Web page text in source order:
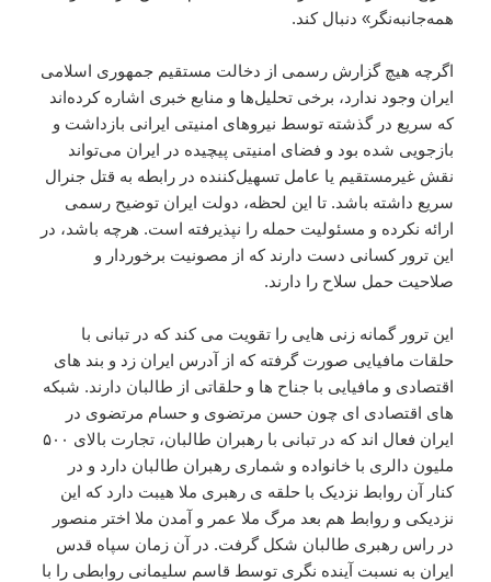
همه‌جانبه‌نگر» دنبال کند.
اگرچه هیچ گزارش رسمی از دخالت مستقیم جمهوری اسلامی
ایران وجود ندارد، برخی تحلیل‌ها و منابع خبری اشاره کرده‌اند
که سریع در گذشته توسط نیروهای امنیتی ایرانی بازداشت و
بازجویی شده بود و فضای امنیتی پیچیده در ایران می‌تواند
نقش غیرمستقیم یا عامل تسهیل‌کننده در رابطه به قتل جنرال
سریع داشته باشد. تا این لحظه، دولت ایران توضیح رسمی
ارائه نکرده و مسئولیت حمله را نپذیرفته است. هرچه باشد، در
این ترور کسانی دست دارند که از مصونیت برخوردار و
صلاحیت حمل سلاح را دارند.
این ترور گمانه زنی هایی را تقویت می کند که در تبانی با
حلقات مافیایی صورت گرفته که از آدرس ایران زد و بند های
اقتصادی و مافیایی با جناح ها و حلقاتی از طالبان دارند. شبکه
های اقتصادی ای چون حسن مرتضوی و حسام مرتضوی در
ایران فعال اند که در تبانی با رهبران طالبان، تجارت بالای ۵۰۰
ملیون دالری با خانواده و شماری رهبران طالبان دارد و در
کنار آن روابط نزدیک با حلقه ی رهبری ملا هیبت دارد که این
نزدیکی و روابط هم بعد مرگ ملا عمر و آمدن ملا اختر منصور
در راس رهبری طالبان شکل گرفت. در آن زمان سپاه قدس
ایران به نسبت آینده نگری توسط قاسم سلیمانی روابطی را با